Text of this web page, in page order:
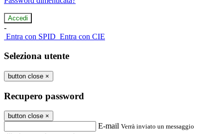
-
Entra con SPID Entra con CIE
Seleziona utente
button close ×
Recupero password
button close ×
E-mail Verrà inviato un messaggio